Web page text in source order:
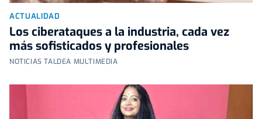
ACTUALIDAD
Los ciberataques a la industria, cada vez
más sofisticados y profesionales
NOTICIAS TALDEA MULTIMEDIA